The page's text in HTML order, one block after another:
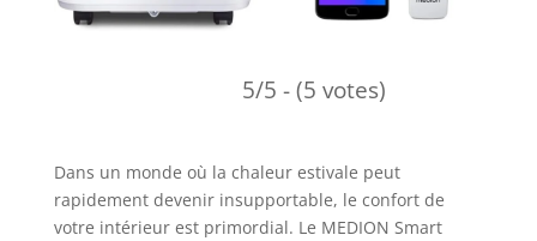
5/5 - (5 votes)
Dans un monde où la chaleur estivale peut
rapidement devenir insupportable, le confort de
votre intérieur est primordial. Le MEDION Smart